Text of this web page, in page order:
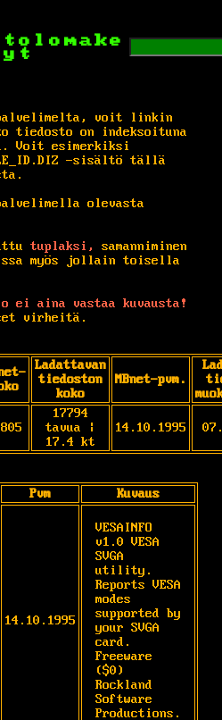
voit linkin
tiedosto on indeksoituna
Voit esimerkiksi
-sisältö tällä
olevasta
tuplaksi,
samanniminen
myös jollain toisella
ei aina vastaa kuvausta!
virheitä.
Ladattavan
tiedoston
koko
MBnet-pvm.
17794
tavua |
17.4 kt
14.10.1995
Pvm Kuvaus
14.10.1995
VESAINFO
v1.0 VESA
SVGA
utility.
Reports VESA
modes
supported by
your SVGA
card.
Freeware
($0)
Rockland
Software
Productions.